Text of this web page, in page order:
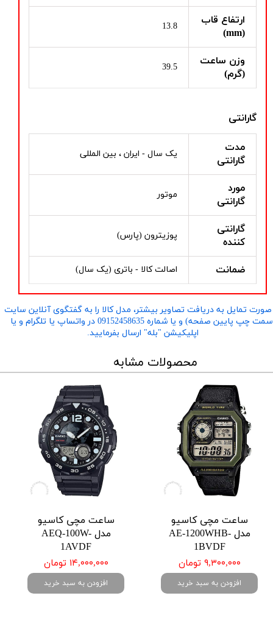
ارتفاع قاب
(mm)
13.8
وزن ساعت
(گرم)
39.5
گارانتی
مدت
گارانتی
یک سال - ایران ، بین المللی
مورد
گارانتی
موتور
گارانتی
کننده
پوزیترون (پارس)
ضمانت اصالت کالا - باتری (یک سال)
تمایل به دریافت تصاویر بیشتر، مدل کالا را به گفتگوی آنلاین سایت
​​​​​​​(سمت چپ پایین صفحه) و یا شماره 09152458635 در واتساپ یا تلگرام و یا
اپلیکیشن "بله" ارسال بفرمایید.
محصولات مشابه
ساعت مچی کاسیو
مدل AE-1200WHB-
1BVDF
۹,۳۰۰,۰۰۰ تومان
افزودن به سبد خرید
ساعت مچی کاسیو
مدل AEQ-100W-
1AVDF
۱۴,۰۰۰,۰۰۰ تومان
افزودن به سبد خرید